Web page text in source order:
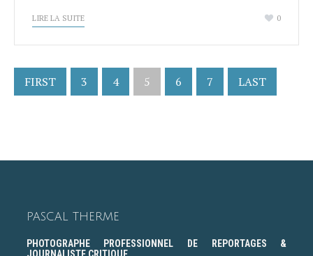
LIRE LA SUITE 0
FIRST 3 4 5 6 7 LAST
PASCAL THERME
PHOTOGRAPHE PROFESSIONNEL DE REPORTAGES &